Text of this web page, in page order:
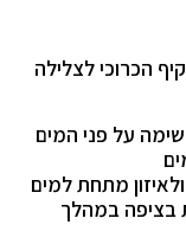
הכרוכי לצלילה
על פני המים
מתחת למים
בציפה במהלך